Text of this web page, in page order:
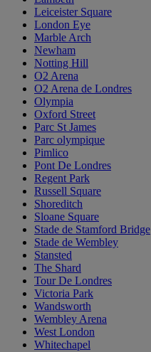
Leiceister Square
London Eye
Marble Arch
Newham
Notting Hill
O2 Arena
O2 Arena de Londres
Olympia
Oxford Street
Parc St James
Parc olympique
Pimlico
Pont De Londres
Regent Park
Russell Square
Shoreditch
Sloane Square
Stade de Stamford Bridge
Stade de Wembley
Stansted
The Shard
Tour De Londres
Victoria Park
Wandsworth
Wembley Arena
West London
Whitechapel